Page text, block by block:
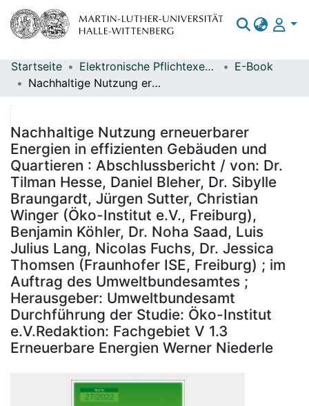
Bereiche & Sammlungen
Statistiken
Startseite Elektronische Pflichtexemplare
E-Book
Nachhaltige Nutzung erneuerbarer Energien in effizienten Gebäuden und Quartieren : Abschlussbericht / von: Dr. Tilman Hesse, Daniel Bleher, Dr. Sibylle Braungardt, Jürgen Sutter, Christian Winger (Öko-Institut e.V., Freiburg), Benjamin Köhler, Dr. Noha Saad, Luis Julius Lang, Nicolas Fuchs, Dr. Jessica Thomsen (Fraunhofer ISE, Freiburg) ; im Auftrag des Umweltbundesamtes ; Herausgeber: Umweltbundesamt Durchführung der Studie: Öko-Institut e.V.Redaktion: Fachgebiet V 1.3 Erneuerbare Energien Werner Niederle
Nachhaltige Nutzung erneuerbarer
Energien in effizienten Gebäuden und
Quartieren : Abschlussbericht / von: Dr.
Tilman Hesse, Daniel Bleher, Dr. Sibylle
Braungardt, Jürgen Sutter, Christian
Winger (Öko-Institut e.V., Freiburg),
Benjamin Köhler, Dr. Noha Saad, Luis
Julius Lang, Nicolas Fuchs, Dr. Jessica
Thomsen (Fraunhofer ISE, Freiburg) ; im
Auftrag des Umweltbundesamtes ;
Herausgeber: Umweltbundesamt
Durchführung der Studie: Öko-Institut
e.V.Redaktion: Fachgebiet V 1.3
Erneuerbare Energien Werner Niederle